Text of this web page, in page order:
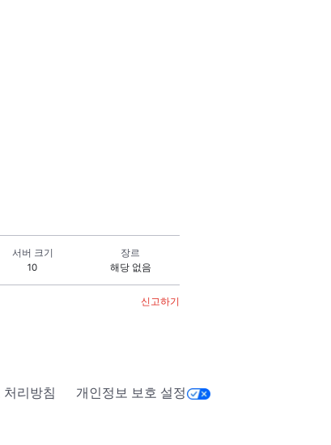
서버 크기
10
장르
해당 없음
신고하기
처리방침
개인정보 보호 설정